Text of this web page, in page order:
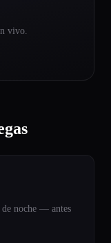
vivo.
noche — antes